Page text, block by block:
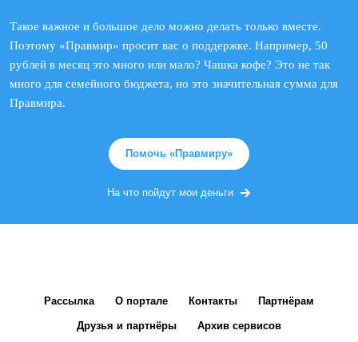
Такое важное и большое дело можно делать только вместе.
Поэтому «Правмир» просит вас о поддержке. Например, 50
рублей в месяц это много или мало? Чашка кофе? Это не так
много для семейного бюджета, но это значительная сумма для
Правмира.
Помочь «Правмиру»
На что пойдут мои деньги
Рассылка О портале Контакты Партнёрам
Друзья и партнёры Архив сервисов